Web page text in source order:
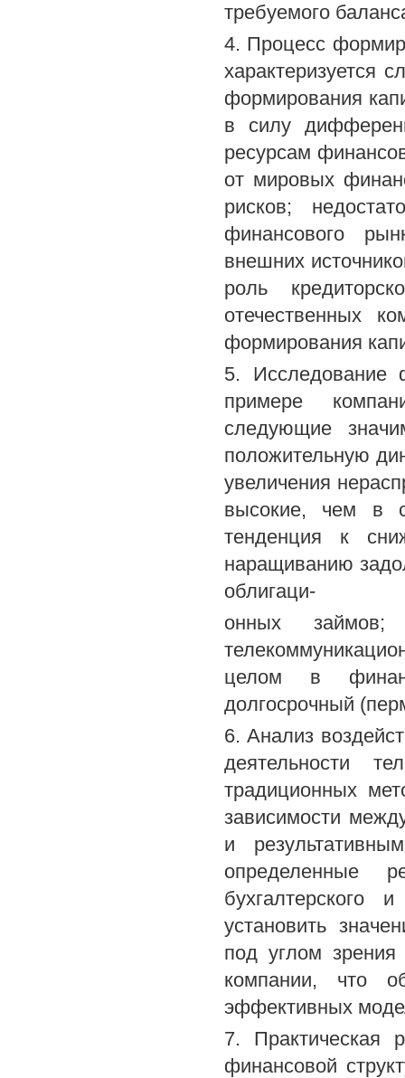
требуемого
4. Процесс
характеризуется
формирования
в силу
ресурсам
от мировых
рисков;
финансового
внешних
роль
отечественных
формирования
5. Исследование
примере
следующие
положительную
увеличения
высокие, чем в
тенденция к
наращиванию
облигаци-
онных займов;
целом в
долгосрочный
6. Анализ
деятельности
традиционных
зависимости
и
определенные
бухгалтерского
установить
под углом зрения
компании, что
эффективных
7. Практическая
финансовой